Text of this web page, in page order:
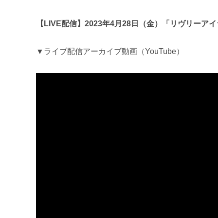
【LIVE配信】2023年4月28日（金）「リヴリーアイ
▼ライブ配信アーカイブ動画（YouTube）